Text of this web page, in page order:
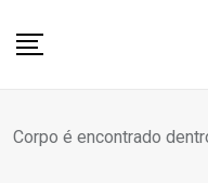
Corpo é encontrado